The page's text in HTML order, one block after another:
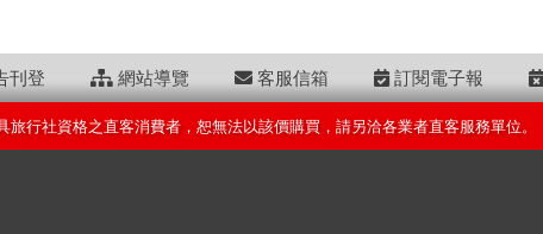
刊登 網站導覽 客服信箱 訂閱電子報
行社資格之直客消費者，恕無法以該價購買，請另洽各業者直客服務單位。